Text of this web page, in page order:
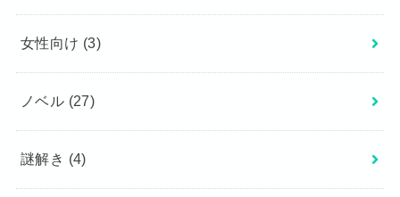
女性向け (3)
ノベル (27)
謎解き (4)